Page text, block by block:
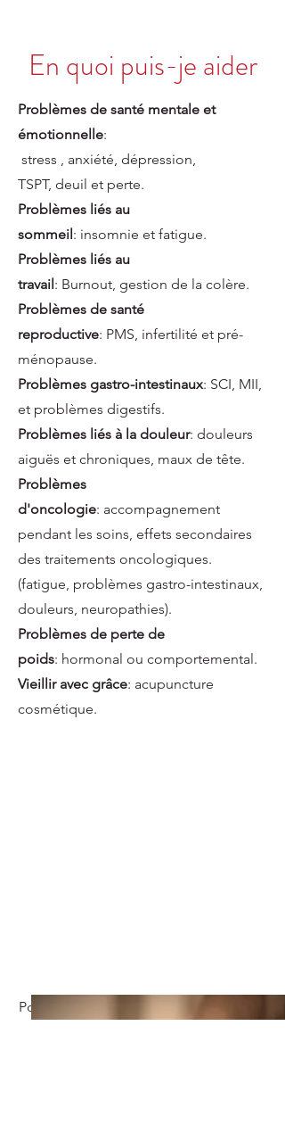
En quoi puis-je aider
Problèmes de santé mentale et
émotionnelle:
stress , anxiété, dépression,
TSPT, deuil et perte.
Problèmes liés au
sommeil: insomnie et fatigue.
Problèmes liés au
travail: Burnout, gestion de la colère.
Problèmes de santé
reproductive: PMS, infertilité et pré-
ménopause.
Problèmes gastro-intestinaux: SCI, MII,
et problèmes digestifs.
Problèmes liés à la douleur: douleurs
aiguës et chroniques, maux de tête.
Problèmes
d'oncologie: accompagnement
pendant les soins, effets secondaires
des traitements oncologiques.
(fatigue, problèmes gastro-intestinaux,
douleurs, neuropathies).
Problèmes de perte de
poids: hormonal ou comportemental.
Vieillir avec grâce: acupuncture
cosmétique.
Pour augmenter l'efficacité et accélérer